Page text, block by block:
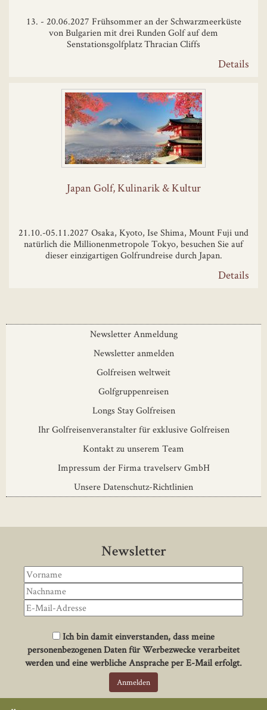
13. - 20.06.2027 Frühsommer an der Schwarzmeerküste
von Bulgarien mit drei Runden Golf auf dem
Senstationsgolfplatz Thracian Cliffs
Details
Japan Golf, Kulinarik & Kultur
21.10.-05.11.2027 Osaka, Kyoto, Ise Shima, Mount Fuji und
natürlich die Millionenmetropole Tokyo, besuchen Sie auf
dieser einzigartigen Golfrundreise durch Japan.
Details
Newsletter Anmeldung
Newsletter anmelden
Golfreisen weltweit
Golfgruppenreisen
Longs Stay Golfreisen
Ihr Golfreisenveranstalter für exklusive Golfreisen
Kontakt zu unserem Team
Impressum der Firma travelserv GmbH
Unsere Datenschutz-Richtlinien
Newsletter
Ich bin damit einverstanden, dass meine
personenbezogenen Daten für Werbezwecke verarbeitet
werden und eine werbliche Ansprache per E-Mail erfolgt.